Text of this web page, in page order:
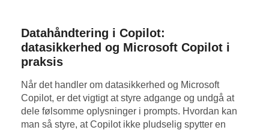
Datahåndtering i Copilot:
datasikkerhed og Microsoft Copilot i
praksis
Når det handler om datasikkerhed og Microsoft
Copilot, er det vigtigt at styre adgange og undgå at
dele følsomme oplysninger i prompts. Hvordan kan
man så styre, at Copilot ikke pludselig spytter en